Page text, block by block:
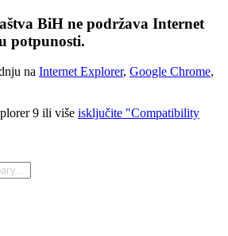
BiH ne podržava Internet
potpunosti.
na Internet Explorer, Google Chrome,
9 ili više isključite "Compatibility